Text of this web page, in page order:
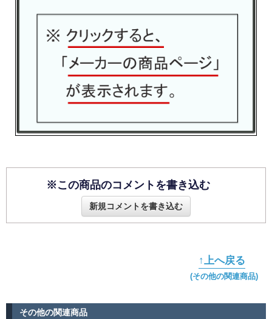
※この商品のコメントを書き込む
新規コメントを書き込む
↑上へ戻る
(その他の関連商品)
その他の関連商品